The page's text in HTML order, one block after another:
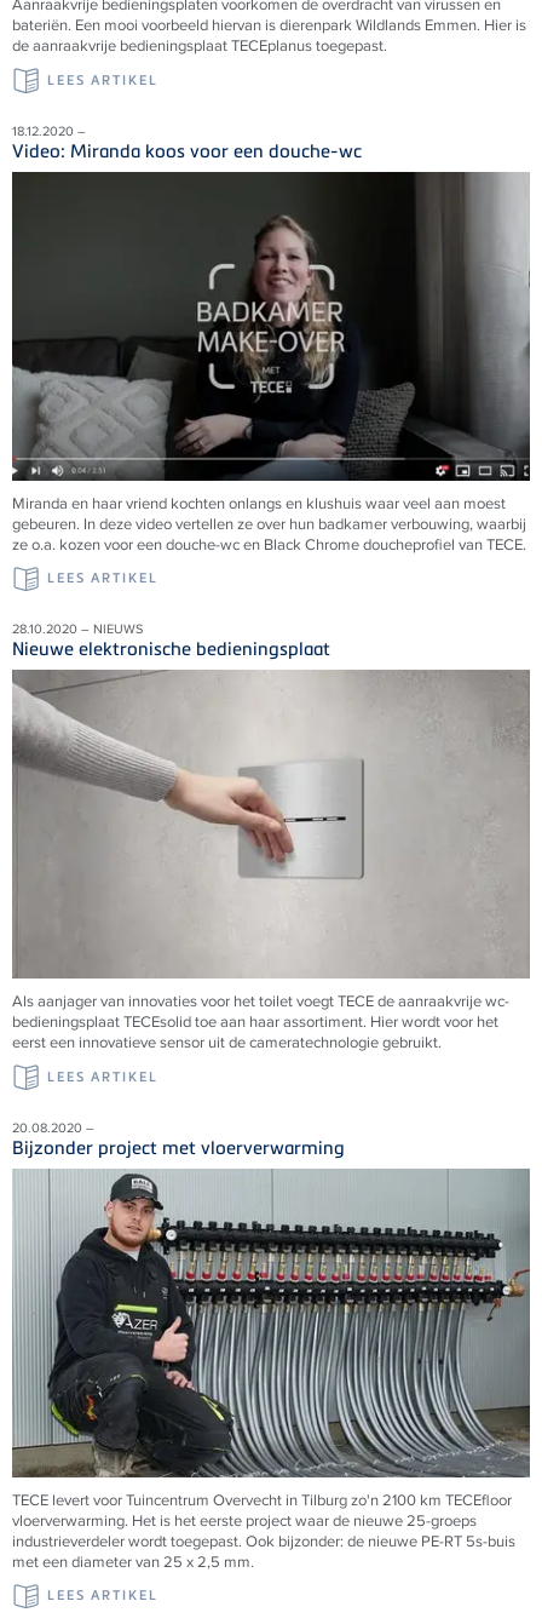
bateriën. Een mooi voorbeeld hiervan is dierenpark Wildlands Emmen. Hier is
de aanraakvrije bedieningsplaatTECEplanus toegepast.
LEES ARTIKEL
18.12.2020 –
Video: Miranda koos voor een douche-wc
Miranda en haar vriend kochten onlangs en klushuis waar veel aan moest
gebeuren. In deze video vertellen ze over hun badkamer verbouwing, waarbij
ze o.a. kozen voor een douche-wc en Black Chrome doucheprofiel van TECE.
LEES ARTIKEL
28.10.2020 – NIEUWS
Nieuwe elektronische bedieningsplaat
Als aanjager van innovaties voor het toilet voegtTECEde aanraakvrije wc-
bedieningsplaatTECEsolid toe aan haar assortiment. Hier wordt voor het
eerst een innovatieve sensor uit de cameratechnologie gebruikt.
LEES ARTIKEL
20.08.2020 –
Bijzonder project met vloerverwarming
TECE levert voor Tuincentrum Overvecht in Tilburg zo'n 2100 km TECEfloor
vloerverwarming. Het is het eerste project waar de nieuwe 25-groeps
industrieverdeler wordt toegepast. Ook bijzonder: de nieuwe PE-RT 5s-buis
met een diameter van 25 x 2,5 mm.
LEES ARTIKEL